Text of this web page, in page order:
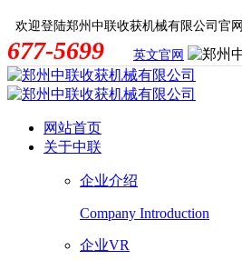
欢迎登陆郑州中联收获机械有限公司官网
677-5699
英文官网
网站首页
关于中联
企业介绍
Company Introduction
企业VR